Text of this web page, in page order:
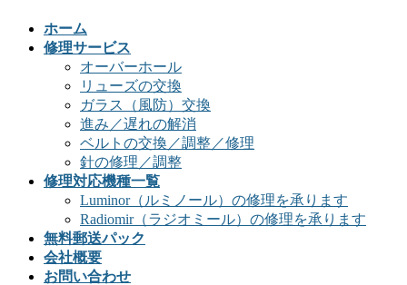
ホーム
修理サービス
オーバーホール
リューズの交換
ガラス（風防）交換
進み／遅れの解消
ベルトの交換／調整／修理
針の修理／調整
修理対応機種一覧
Luminor（ルミノール）の修理を承ります
Radiomir（ラジオミール）の修理を承ります
無料郵送パック
会社概要
お問い合わせ